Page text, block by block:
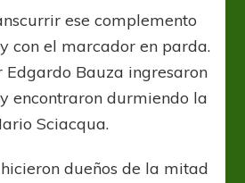
ese complemento
con el marcador en parda.
Edgardo Bauza ingresaron
encontraron durmiendo la
Sciacqua.
dueños de la mitad